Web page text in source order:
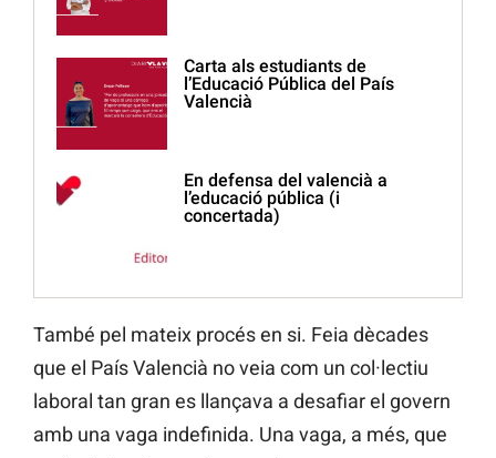
Carta als estudiants de
l’Educació Pública del País
Valencià
En defensa del valencià a
l’educació pública (i
concertada)
També pel mateix procés en si. Feia dècades
que el País Valencià no veia com un col·lectiu
laboral tan gran es llançava a desafiar el govern
amb una vaga indefinida. Una vaga, a més, que